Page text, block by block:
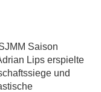
Saison
Lips erspielte
und